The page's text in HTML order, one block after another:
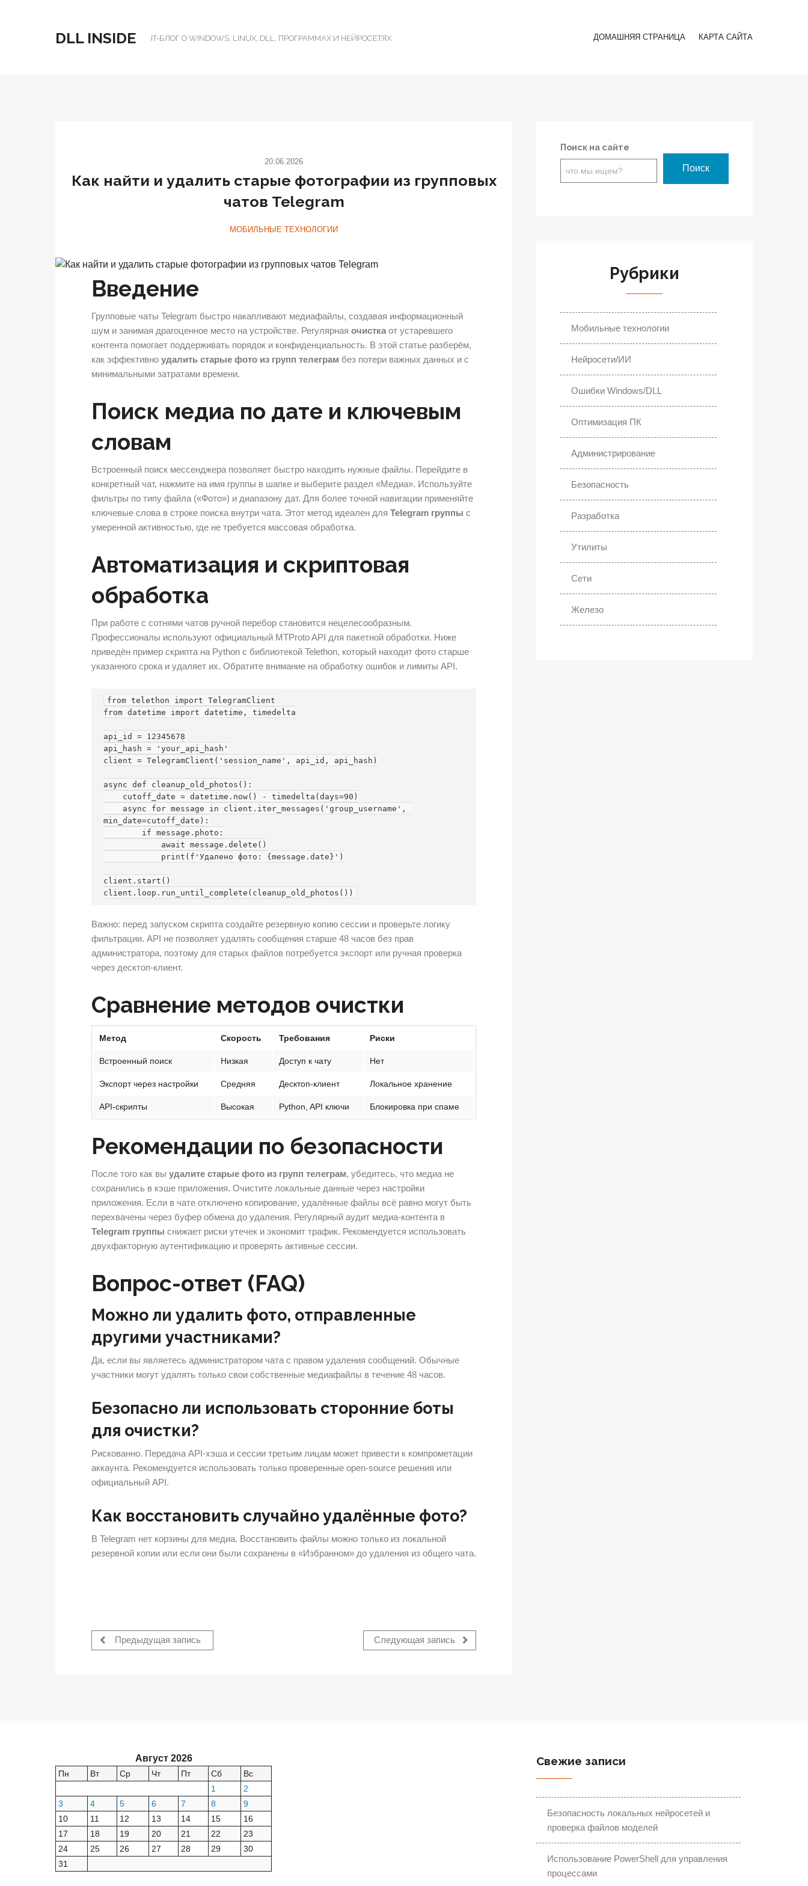
DLL INSIDE IT-БЛОГ О WINDOWS, LINUX, DLL, ПРОГРАММАХ И НЕЙРОСЕТЯХ ДОМАШНЯЯ СТРАНИЦА КАРТА САЙТА
20.06.2026
Как найти и удалить старые фотографии из групповых
чатов Telegram
МОБИЛЬНЫЕ ТЕХНОЛОГИИ
Введение
Групповые чаты Telegram быстро накапливают медиафайлы, создавая информационный
шум и занимая драгоценное место на устройстве. Регулярная очистка от устаревшего
контента помогает поддерживать порядок и конфиденциальность. В этой статье разберём,
как эффективно удалить старые фото из групп телеграм без потери важных данных и с
минимальными затратами времени.
Поиск медиа по дате и ключевым
словам
Встроенный поиск мессенджера позволяет быстро находить нужные файлы. Перейдите в
конкретный чат, нажмите на имя группы в шапке и выберите раздел «Медиа». Используйте
фильтры по типу файла («Фото») и диапазону дат. Для более точной навигации применяйте
ключевые слова в строке поиска внутри чата. Этот метод идеален для Telegram группы с
умеренной активностью, где не требуется массовая обработка.
Автоматизация и скриптовая
обработка
При работе с сотнями чатов ручной перебор становится нецелесообразным.
Профессионалы используют официальный MTProto API для пакетной обработки. Ниже
приведён пример скрипта на Python с библиотекой Telethon, который находит фото старше
указанного срока и удаляет их. Обратите внимание на обработку ошибок и лимиты API.
from telethon import TelegramClient
from datetime import datetime, timedelta
api_id = 12345678
api_hash = 'your_api_hash'
client = TelegramClient('session_name', api_id, api_hash)
async def cleanup_old_photos():
min_date=cutoff_date):
client.start()
Важно: перед запуском скрипта создайте резервную копию сессии и проверьте логику
фильтрации. API не позволяет удалять сообщения старше 48 часов без прав
администратора, поэтому для старых файлов потребуется экспорт или ручная проверка
через десктоп-клиент.
Сравнение методов очистки
Метод Скорость Требования Риски
Встроенный поиск Низкая Доступ к чату Нет
Экспорт через настройки Средняя Десктоп-клиент Локальное хранение
API-скрипты Высокая Python, API ключи Блокировка при спаме
Рекомендации по безопасности
После того как вы удалите старые фото из групп телеграм, убедитесь, что медиа не
сохранились в кэше приложения. Очистите локальные данные через настройки
приложения. Если в чате отключено копирование, удалённые файлы всё равно могут быть
перехвачены через буфер обмена до удаления. Регулярный аудит медиа-контента в
Telegram группы снижает риски утечек и экономит трафик. Рекомендуется использовать
двухфакторную аутентификацию и проверять активные сессии.
Вопрос-ответ (FAQ)
Можно ли удалить фото, отправленные
другими участниками?
Да, если вы являетесь администратором чата с правом удаления сообщений. Обычные
участники могут удалять только свои собственные медиафайлы в течение 48 часов.
Безопасно ли использовать сторонние боты
для очистки?
Рискованно. Передача API-хэша и сессии третьим лицам может привести к компрометации
аккаунта. Рекомендуется использовать только проверенные open-source решения или
официальный API.
Как восстановить случайно удалённые фото?
В Telegram нет корзины для медиа. Восстановить файлы можно только из локальной
резервной копии или если они были сохранены в «Избранном» до удаления из общего чата.
Предыдущая запись Следующая запись
Поиск на сайте
Поиск
Рубрики
Мобильные технологии
Нейросети/ИИ
Ошибки Windows/DLL
Оптимизация ПК
Администрирование
Безопасность
Разработка
Утилиты
Сети
Железо
Август 2026
Пн Вт Ср Чт Пт Сб
Вс
1
2
3
4 5 6 7 8
9
10
11 12 13 14 15
16
17
18 19 20 21 22
23
24
25 26 27 28 29
30
31
Свежие записи
Безопасность локальных нейросетей и
проверка файлов моделей
Использование PowerShell для управления
процессами